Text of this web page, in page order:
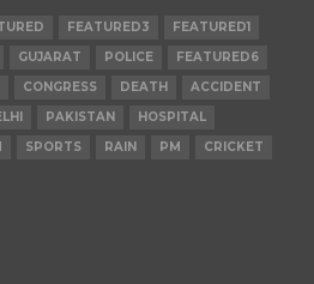
FEATURED3
FEATURED1
GUJARAT POLICE
FEATURED6
CONGRESS DEATH
ACCIDENT
PAKISTAN
HOSPITAL
SPORTS RAIN PM
CRICKET